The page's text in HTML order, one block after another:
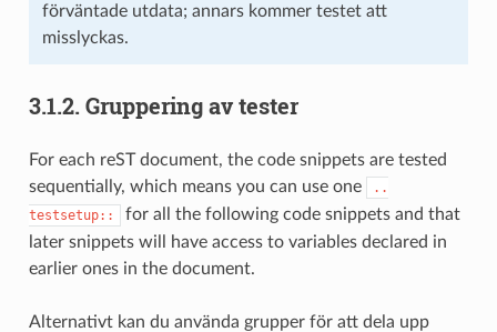
förväntade utdata; annars kommer testet att
misslyckas.
3.1.2. Gruppering av tester
For each reST document, the code snippets are tested
sequentially, which means you can use one
..
testsetup::
for all the following code snippets and that
later snippets will have access to variables declared in
earlier ones in the document.
Alternativt kan du använda grupper för att dela upp